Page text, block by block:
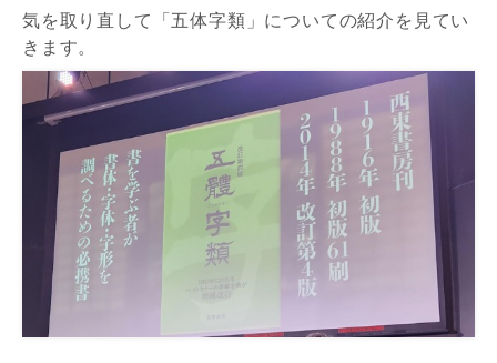
気を取り直して「五体字類」についての紹介を見てい
きます。